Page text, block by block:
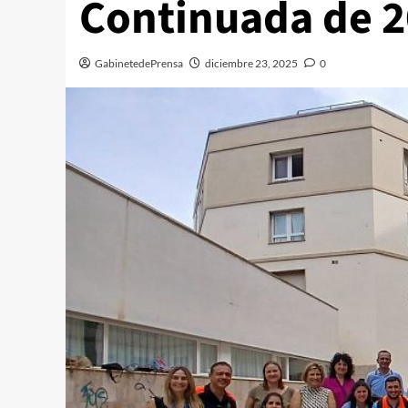
Continuada de
GabinetedePrensa diciembre 23, 2025 0